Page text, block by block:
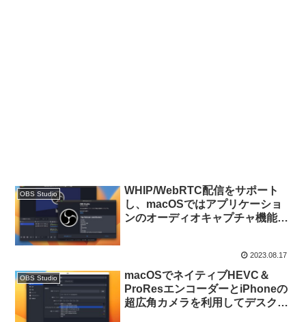
OBS Studio
WHIP/WebRTC配信をサポート
し、macOSではアプリケーショ
ンのオーディオキャプチャ機能を
2023.08.17
OBS Studio
macOSでネイティブHEVC＆
ProResエンコーダーとiPhoneの
超広角カメラを利用してデスク上